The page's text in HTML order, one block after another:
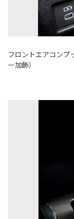
フロントエアコンプ
ー加飾）